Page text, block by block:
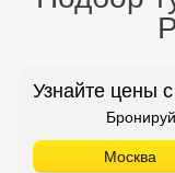
Н. Новгород
Пенза